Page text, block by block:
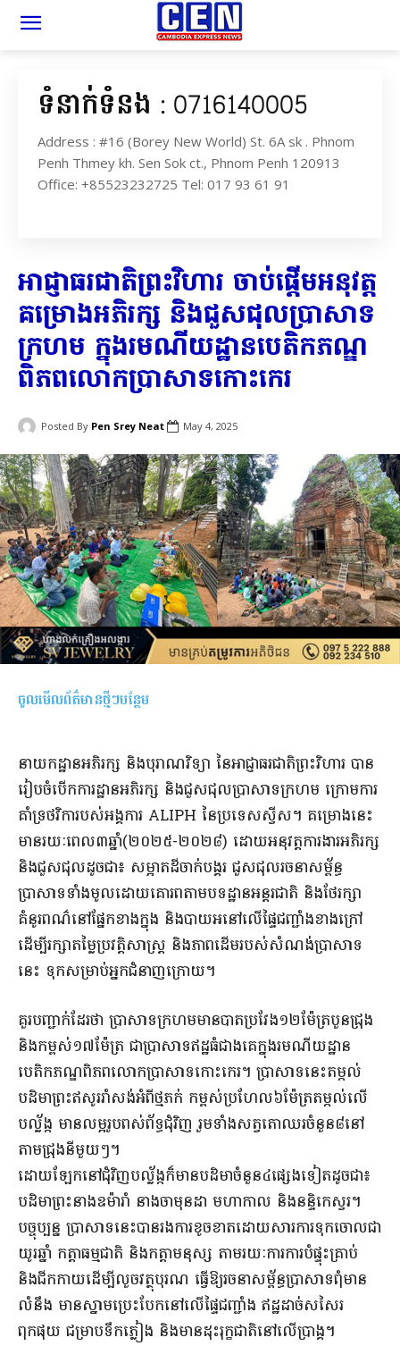
ទំនាក់ទំនង : 0716140005
Address : #16 (Borey New World) St. 6A sk . Phnom
Penh Thmey kh. Sen Sok ct., Phnom Penh 120913
Office: +85523232725 Tel: 017 93 61 91
អាជ្ញាធរជាតិព្រះវិហារ ចាប់ផ្តើមអនុវត្ត
គម្រោងអភិរក្ស និងជួសជុលប្រាសាទ
ក្រហម ក្នុងរមណីយដ្ឋានបេតិកភណ្ឌ
ពិភពលោកប្រាសាទកោះកេរ
Posted By Pen Srey Neat May 4, 2025
ចូលមើលព័ត៌មានថ្មីៗបន្ថែម
នាយកដ្ឋានអភិរក្ស និងបុរាណវិទ្យា នៃអាជ្ញាធរជាតិព្រះវិហារ បាន
រៀបចំបើកការដ្ឋានអភិរក្ស និងជួសជុលប្រាសាទក្រហម ក្រោមការ
គាំទ្រថវិការបស់អង្គការ ALIPH នៃប្រទេសស្វីស។ គម្រោងនេះ
មានរយៈពេល៣ឆ្នាំ(២០២៥-២០២៨) ដោយអនុវត្តការងារអភិរក្ស
និងជួសជុលដូចជា៖ សម្អាតដីចាក់បង្គរ ជួសជុលរចនាសម្ព័ន្ធ
ប្រាសាទទាំងមូលដោយគោរពតាមបទដ្ឋានអន្តរជាតិ និងថែរក្សា
គំនូរពណ៌នៅផ្នែកខាងក្នុង និងបាយអនៅលើផ្ទៃជញ្ជាំងខាងក្រៅ
ដើម្បីរក្សាតម្លៃប្រវត្តិសាស្ត្រ និងភាពដើមរបស់សំណង់ប្រាសាទ
នេះ ទុកសម្រាប់អ្នកជំនាញក្រោយ។
គួរបញ្ជាក់ដែរថា ប្រាសាទក្រហមមានបាតប្រវែង១២ម៉ែត្របួនជ្រុង
និងកម្ពស់១៧ម៉ែត្រ ជាប្រាសាទឥដ្ឋធំជាងគេក្នុងរមណីយដ្ឋាន
បេតិកភណ្ឌពិភពលោកប្រាសាទកោះកេរ។ ប្រាសាទនេះតម្កល់
បដិមាព្រះឥសូររាំសង់អំពីថ្មភក់ កម្ពស់ប្រហែល៦ម៉ែត្រតម្កល់លើ
បល្ល័ង្ក មានលម្អរូបពស់ព័ទ្ធជុំវិញ រួមទាំងសត្វតោឈរចំនួន៨នៅ
តាមជ្រុងនីមួយៗ។
ដោយឡែកនៅជុំវិញបល្ល័ង្កក៏មានបដិមាចំនួន៤ផ្សេងទៀតដូចជា៖
បដិមាព្រះនាងឧម៉ារាំ នាងចាមុនដា មហាកាល និងនន្ទិកេស្វរ។
បច្ចុប្បន្ន ប្រាសាទនេះបានរងការខូចខាតដោយសារការទុកចោលជា
យូរឆ្នាំ កត្តាធម្មជាតិ និងកត្តាមនុស្ស តាមរយៈការការបំផ្ទុះគ្រាប់
និងជីកកាយដើម្បីលួចវត្ថុបុរណ ធ្វើឱ្យរចនាសម្ព័ន្ធប្រាសាទពុំមាន
លំនឹង មានស្នាមប្រេះបែកនៅលើផ្ទៃជញ្ជាំង ឥដ្ឋដាច់សសៃរ
ពុកផុយ ជម្រាបទឹកភ្លៀង និងមានដុះរុក្ខជាតិនៅលើប្រាង្គ។